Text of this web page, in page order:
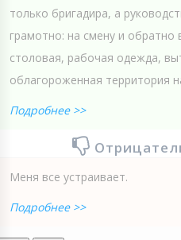
только бригадира, а
грамотно: на смену и обратно
столовая, рабочая одежда,
облагороженная территория
Подробнее >>
Меня все устраивает.
Подробнее >>